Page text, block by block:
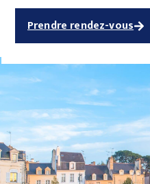
Prendre rendez-vous